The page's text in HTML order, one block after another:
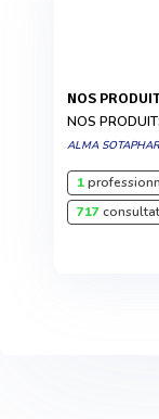
NOS
NOS
ALMA
1
717